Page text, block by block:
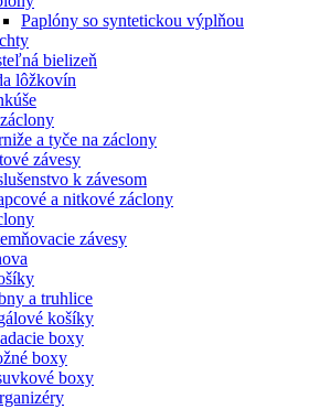
Paplóny so syntetickou výplňou
bielizeň
lôžkovín
a tyče na záclony
závesy
k závesom
a nitkové záclony
závesy
a truhlice
košíky
boxy
boxy
boxy